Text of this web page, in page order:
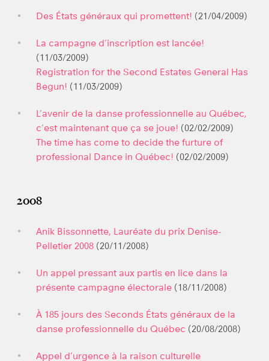
Des États généraux qui promettent! (21/04/2009)
La campagne d’inscription est lancée!
(11/03/2009)
Registration for the Second Estates General Has
Begun! (11/03/2009)
L’avenir de la danse professionnelle au Québec,
c’est maintenant que ça se joue! (02/02/2009)
The time has come to decide the furture of
professional Dance in Québec! (02/02/2009)
2008
Anik Bissonnette, Lauréate du prix Denise-
Pelletier 2008 (20/11/2008)
Un appel pressant aux partis en lice dans la
présente campagne électorale (18/11/2008)
À 185 jours des Seconds États généraux de la
danse professionnelle du Québec (20/08/2008)
Appel d’urgence à la raison culturelle